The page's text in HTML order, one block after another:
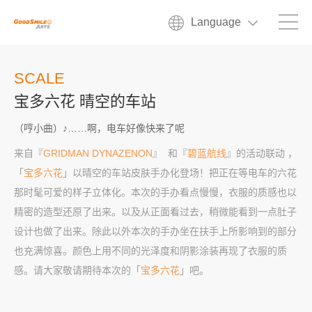
Language
SCALE
宝多六花 晴空的车站
（哼小曲）♪……啊，电车好像快来了呢
来自『GRIDMAN DYNAZENON 』 和『碧蓝航线 』的活动联动 ，
「 宝多六花 」以晴空的车站皮肤手办化登场！把正在等电车的六花
那时髦可爱的样子立体化。本次的手办看点慢慢，衣服的质感也以
精密的造型还原了出来。以及从正面看过去，稍微能看到一点肚子
设计也做了出来。除此以外本次的手办坐在扶手上所影响到的部分
也充满惊喜。颜色上用不同的光泽度和阴影涂装再现了衣服的质
感。请大家敬请期待本次的「 宝多六花 」吧。